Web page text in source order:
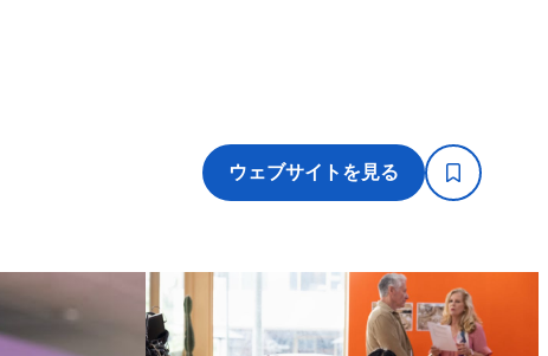
ウェブサイトを見る